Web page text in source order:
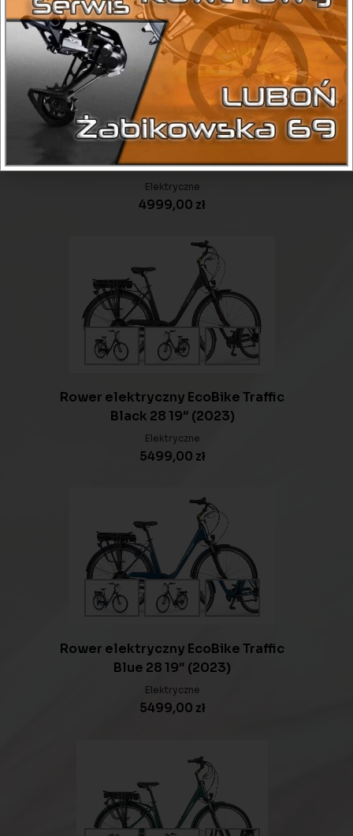
Rower elektryczny EcoBike Traffic
Beige 26 17″ (2023)
Elektryczne
4999,00 zł
Rower elektryczny EcoBike Traffic
Black 28 19″ (2023)
Elektryczne
5499,00 zł
Rower elektryczny EcoBike Traffic
Blue 28 19″ (2023)
Elektryczne
5499,00 zł